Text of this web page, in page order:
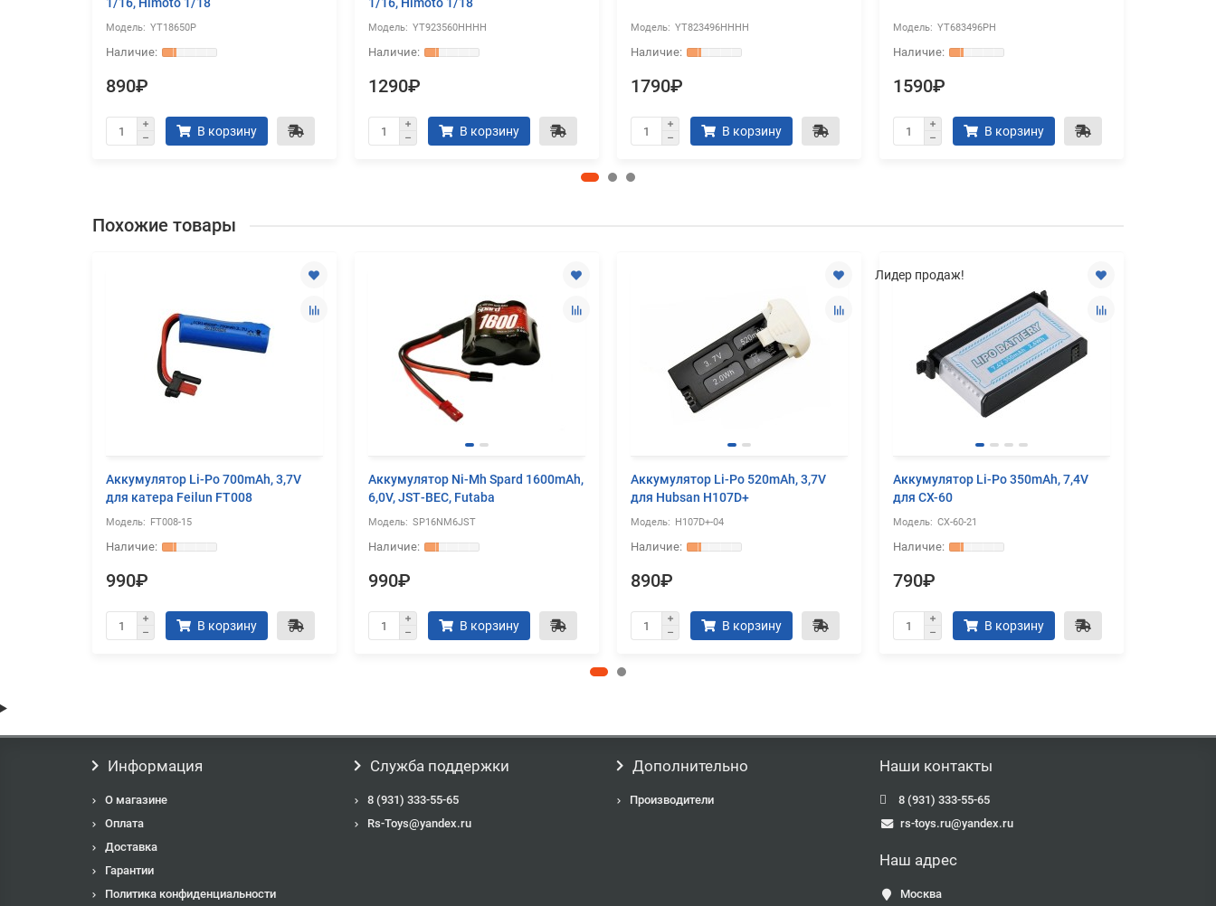
YT18650P
890₽
В корзину
YT923560HHHH
1290₽
В корзину
YT823496HHHH
1790₽
В корзину
YT683496PH
1590₽
В корзину
Похожие товары
Аккумулятор Li-Po 700mAh, 3,7V
для катера Feilun FT008
FT008-15
990₽
В корзину
Аккумулятор Ni-Mh Spard 1600mAh,
6,0V, JST‐BEC, Futaba
SP16NM6JST
990₽
В корзину
Аккумулятор Li-Po 520mAh, 3,7V
для Hubsan H107D+
H107D+-04
890₽
В корзину
Лидер продаж!
Аккумулятор Li-Po 350mAh, 7,4V
для CX-60
CX-60-21
790₽
В корзину
Информация
О магазине
Оплата
Доставка
Гарантии
Политика конфиденциальности
Служба поддержки
8 (931) 333-55-65
Rs-Toys@yandex.ru
Дополнительно
Производители
Наши контакты
8 (931) 333-55-65
rs-toys.ru@yandex.ru
Наш адрес
Москва